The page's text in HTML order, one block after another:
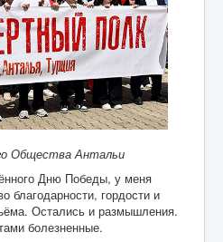
Общества Антальи
Дню Победы, у меня
благодарности, гордости и
Остались и размышления.
болезненные.